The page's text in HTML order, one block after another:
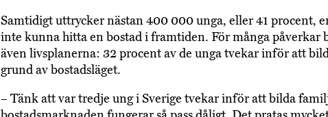
Samtidigt uttrycker nästan 400 000 unga, eller 41 procent,
inte kunna hitta en bostad i framtiden. För många påverkar
även livsplanerna: 32 procent av de unga tvekar inför att
grund av bostadsläget.
– Tänk att var tredje ung i Sverige tvekar inför att bilda